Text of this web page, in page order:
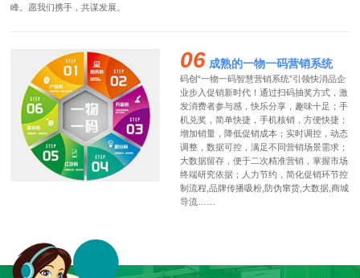
峰。愿我们携手，共谋发展。
06 成熟的一物一码营销系统
码创“一物一码智慧营销系统”引领快消品企
业步入促销新时代！通过扫码抽奖方式，激
发消费者参与感，快乐分享，趣味十足；手
机兑奖，简单快捷，手机核销，方便快捷；
增加销量，降低促销成本；实时调控，动态
调整，数据可控，满足不同营销场景需求；
大数据留存，便于二次精准营销，掌握市场
终端研究依据；人力节约，简化促销环节控
制流程,品牌传播吸粉,防伪窜货,大数据,商城
导流……